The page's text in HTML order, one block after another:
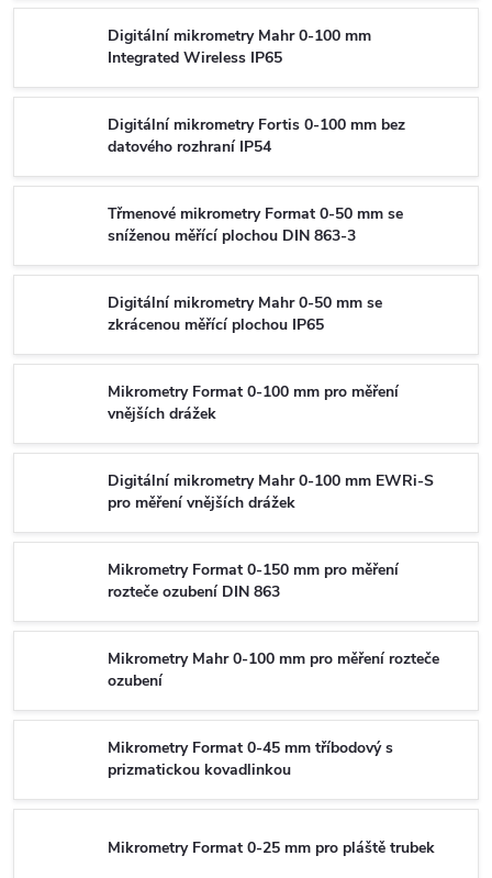
Digitální mikrometry Mahr 0-100 mm
Integrated Wireless IP65
Digitální mikrometry Fortis 0-100 mm bez
datového rozhraní IP54
Třmenové mikrometry Format 0-50 mm se
sníženou měřící plochou DIN 863-3
Digitální mikrometry Mahr 0-50 mm se
zkrácenou měřící plochou IP65
Mikrometry Format 0-100 mm pro měření
vnějších drážek
Digitální mikrometry Mahr 0-100 mm EWRi-S
pro měření vnějších drážek
Mikrometry Format 0-150 mm pro měření
rozteče ozubení DIN 863
Mikrometry Mahr 0-100 mm pro měření rozteče
ozubení
Mikrometry Format 0-45 mm tříbodový s
prizmatickou kovadlinkou
Mikrometry Format 0-25 mm pro pláště trubek